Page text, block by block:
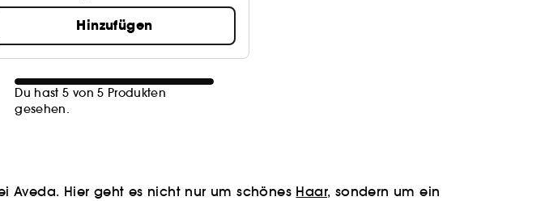
Hinzufügen
Du hast 5 von 5 Produkten
gesehen.
Aveda. Hier geht es nicht nur um schönes Haar, sondern um ein